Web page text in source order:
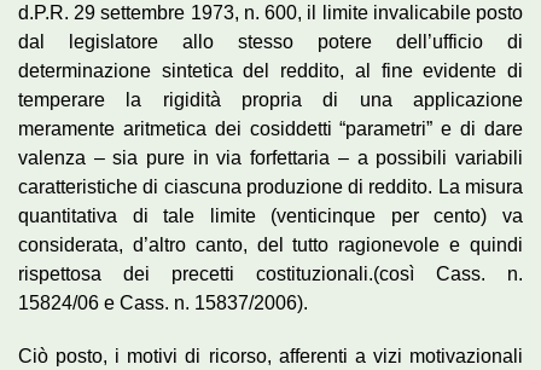
d.P.R. 29 settembre 1973, n. 600, il limite invalicabile posto
dal legislatore allo stesso potere dell’ufficio di
determinazione sintetica del reddito, al fine evidente di
temperare la rigidità propria di una applicazione
meramente aritmetica dei cosiddetti “parametri” e di dare
valenza – sia pure in via forfettaria – a possibili variabili
caratteristiche di ciascuna produzione di reddito. La misura
quantitativa di tale limite (venticinque per cento) va
considerata, d’altro canto, del tutto ragionevole e quindi
rispettosa dei precetti costituzionali.(così Cass. n.
15824/06 e Cass. n. 15837/2006).
Ciò posto, i motivi di ricorso, afferenti a vizi motivazionali